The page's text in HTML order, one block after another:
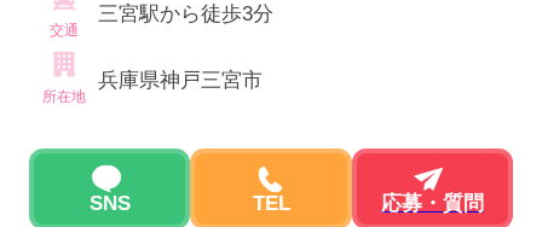
交通
三宮駅から徒歩3分
所在地
兵庫県神戸三宮市
SNS TEL 応募・質問